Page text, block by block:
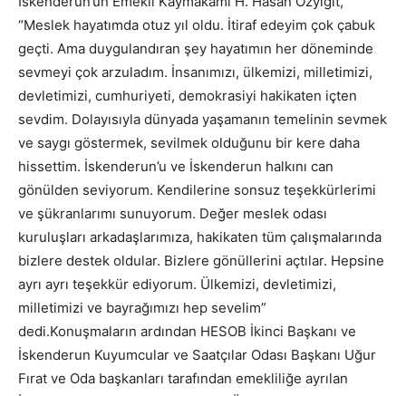
“Meslek hayatımda otuz yıl oldu. İtiraf edeyim çok çabuk
geçti. Ama duygulandıran şey hayatımın her döneminde
sevmeyi çok arzuladım. İnsanımızı, ülkemizi, milletimizi,
devletimizi, cumhuriyeti, demokrasiyi hakikaten içten
sevdim. Dolayısıyla dünyada yaşamanın temelinin sevmek
ve saygı göstermek, sevilmek olduğunu bir kere daha
hissettim. İskenderun’u ve İskenderun halkını can
gönülden seviyorum. Kendilerine sonsuz teşekkürlerimi
ve şükranlarımı sunuyorum. Değer meslek odası
kuruluşları arkadaşlarımıza, hakikaten tüm çalışmalarında
bizlere destek oldular. Bizlere gönüllerini açtılar. Hepsine
ayrı ayrı teşekkür ediyorum. Ülkemizi, devletimizi,
milletimizi ve bayrağımızı hep sevelim”
dedi.Konuşmaların ardından HESOB İkinci Başkanı ve
İskenderun Kuyumcular ve Saatçılar Odası Başkanı Uğur
Fırat ve Oda başkanları tarafından emekliliğe ayrılan